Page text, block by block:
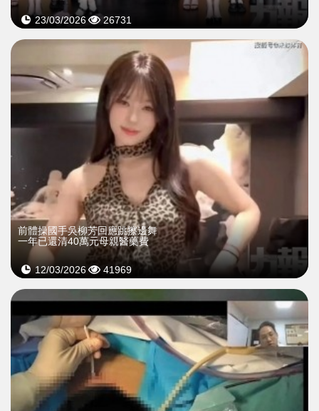
23/03/2026 26731
前體操國手吳柳芳回應跳擦邊舞
一年已還清40萬元母親醫藥費
12/03/2026 41969